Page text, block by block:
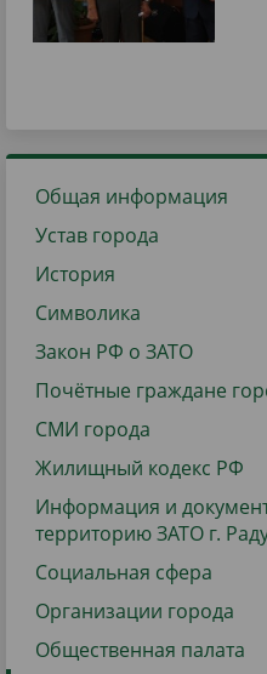
Общая информация
Устав города
История
Символика
Закон РФ о ЗАТО
Почётные граждане
СМИ города
Жилищный кодекс РФ
Информация и
территорию ЗАТО г.
Социальная сфера
Организации города
Общественная палата